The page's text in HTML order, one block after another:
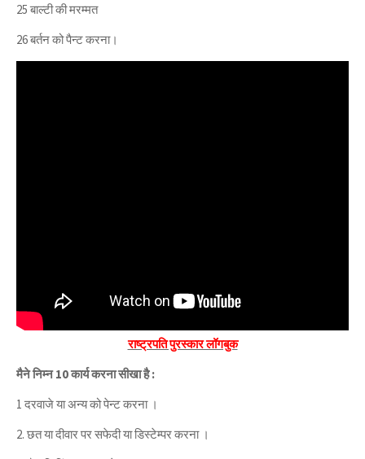
25 बाल्टी की मरम्मत
26 बर्तन को पैन्ट करना।
राष्ट्रपति पुरस्कार लॉगबुक
मैने निम्न 10 कार्य करना सीखा है :
1 दरवाजे या अन्य को पेन्ट करना ।
2. छत या दीवार पर सफेदी या डिस्टेम्पर करना ।